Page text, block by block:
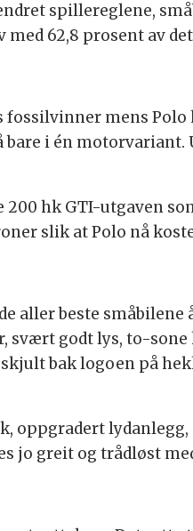
spillereglene,
62,8 prosent av
mens
i én
hk GTI-utgaven
slik at Polo nå
aller beste
svært godt lys, to-
bak logoen på
oppgradert
jo greit og trådløst